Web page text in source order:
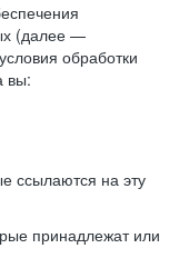
(далее —
обработки
вы:
ссылаются на эту
принадлежат или